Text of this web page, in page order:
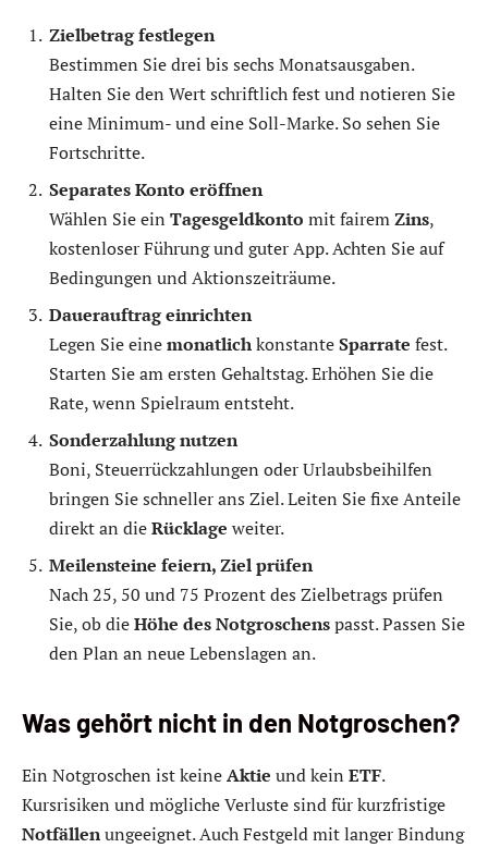
Zielbetrag festlegen
Bestimmen Sie drei bis sechs Monatsausgaben.
Halten Sie den Wert schriftlich fest und notieren Sie
eine Minimum- und eine Soll-Marke. So sehen Sie
Fortschritte.
Separates Konto eröffnen
Wählen Sie ein Tagesgeldkonto mit fairemZins,
kostenloser Führung und guter App. Achten Sie auf
Bedingungen und Aktionszeiträume.
Dauerauftrag einrichten
Legen Sie einemonatlichkonstanteSparrate fest.
Starten Sie am ersten Gehaltstag. Erhöhen Sie die
Rate, wenn Spielraum entsteht.
Sonderzahlung nutzen
Boni, Steuerrückzahlungen oder Urlaubsbeihilfen
bringen Sie schneller ans Ziel. Leiten Sie fixe Anteile
direkt an dieRücklage weiter.
Meilensteine feiern, Ziel prüfen
Nach 25, 50 und 75 Prozent des Zielbetrags prüfen
Sie, ob dieHöhe des Notgroschenspasst. Passen Sie
den Plan an neue Lebenslagen an.
Was gehört nicht in den Notgroschen?
Ein Notgroschen ist keineAktie und kein ETF.
Kursrisiken und mögliche Verluste sind für kurzfristige
Notfällenungeeignet. Auch Festgeld mit langer Bindung